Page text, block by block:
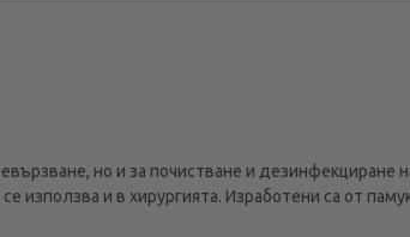
но и за почистване и дезинфекциране
използва и в хирургията. Изработени са от